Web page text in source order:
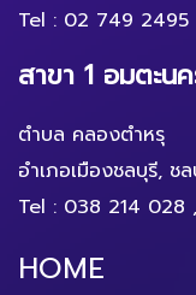
Tel : 02 749 2495
สาขา 1 อมตะน
ตำบล คลองตำหรุ
อำเภอเมืองชลบุรี,
Tel : 038 214 028 ,
HOME